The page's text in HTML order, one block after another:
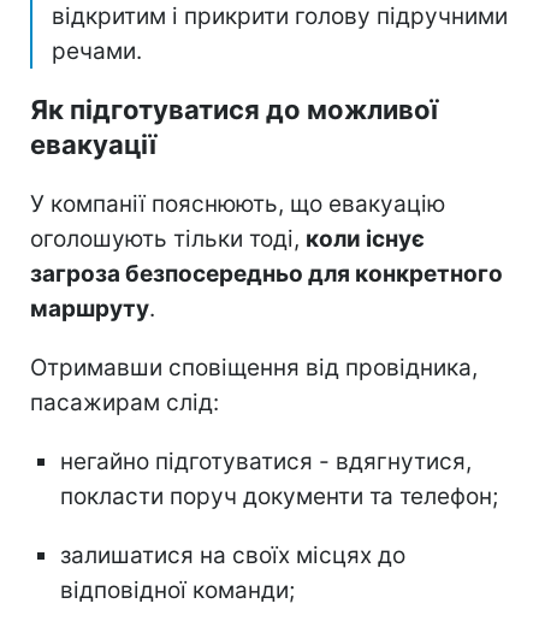
відкритим і прикрити голову підручними
речами.
Як підготуватися до можливої
евакуації
У компанії пояснюють, що евакуацію
оголошують тільки тоді, коли існує
загроза безпосередньо для конкретного
маршруту.
Отримавши сповіщення від провідника,
пасажирам слід:
негайно підготуватися - вдягнутися,
покласти поруч документи та телефон;
залишатися на своїх місцях до
відповідної команди;